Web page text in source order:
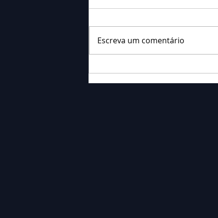
Barauce Schon
Escreva um comentário